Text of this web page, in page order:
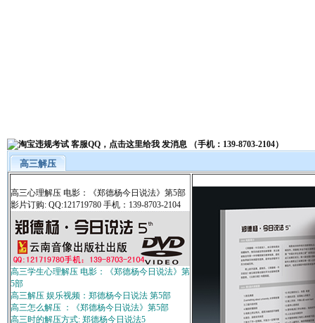
高三解压
高三心理解压 电影：《郑德杨今日说法》第5部
影片订购: QQ:121719780 手机：139-8703-2104
高三学生心理解压 电影：《郑德杨今日说法》第
5部
高三解压 娱乐视频：郑德杨今日说法 第5部
高三怎么解压 ：《郑德杨今日说法》第5部
高三时的解压方式: 郑德杨今日说法5